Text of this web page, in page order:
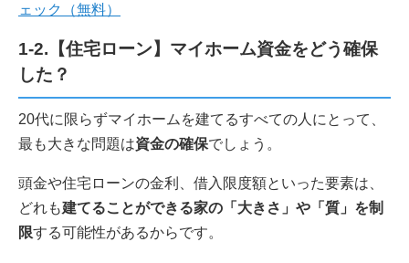
ェック（無料）
1-2.【住宅ローン】マイホーム資金をどう確保
した？
20代に限らずマイホームを建てるすべての人にとって、
最も大きな問題は資金の確保でしょう。
頭金や住宅ローンの金利、借入限度額といった要素は、
どれも建てることができる家の「大きさ」や「質」を制
限する可能性があるからです。